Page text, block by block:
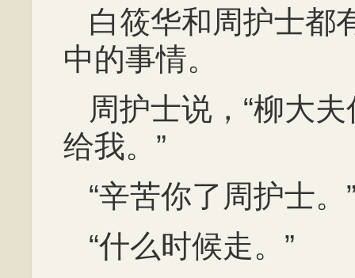
白筱华和周护士都
中的事情。
周护士说，“柳大
给我。”
“辛苦你了周护士
“什么时候走。”